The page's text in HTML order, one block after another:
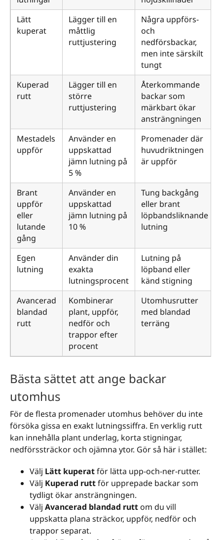
Lätt
kuperat
Lägger till en
måttlig
ruttjustering
Några uppförs-
och
nedförsbackar,
men inte särskilt
tungt
Kuperad
rutt
Lägger till en
större
ruttjustering
Återkommande
backar som
märkbart ökar
ansträngningen
Mestadels
uppför
Använder en
uppskattad
jämn lutning på
5 %
Promenader där
huvudriktningen
är uppför
Brant
uppför
eller
lutande
gång
Använder en
uppskattad
jämn lutning på
10 %
Tung backgång
eller brant
löpbandsliknande
lutning
Egen
lutning
Använder din
exakta
lutningsprocent
Lutning på
löpband eller
känd stigning
Avancerad
blandad
rutt
Kombinerar
plant, uppför,
nedför och
trappor efter
procent
Utomhusrutter
med blandad
terräng
Bästa sättet att ange backar
utomhus
För de flesta promenader utomhus behöver du inte
försöka gissa en exakt lutningssiffra. En verklig rutt
kan innehålla plant underlag, korta stigningar,
nedförssträckor och ojämna ytor. Gör så här i stället:
Välj Lätt kuperatför lätta upp-och-ner-rutter.
Välj Kuperad ruttför upprepade backar som
tydligt ökar ansträngningen.
Välj Avancerad blandad rutt om du vill
uppskatta plana sträckor, uppför, nedför och
trappor separat.